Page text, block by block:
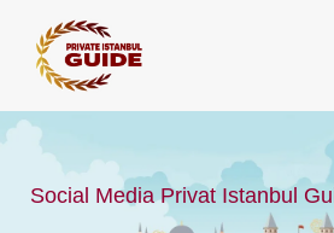
Social Media Privat Istanbul